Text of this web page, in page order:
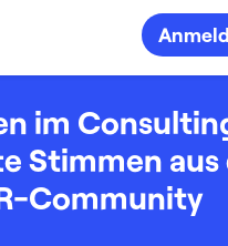
im
Stimmen aus
Community